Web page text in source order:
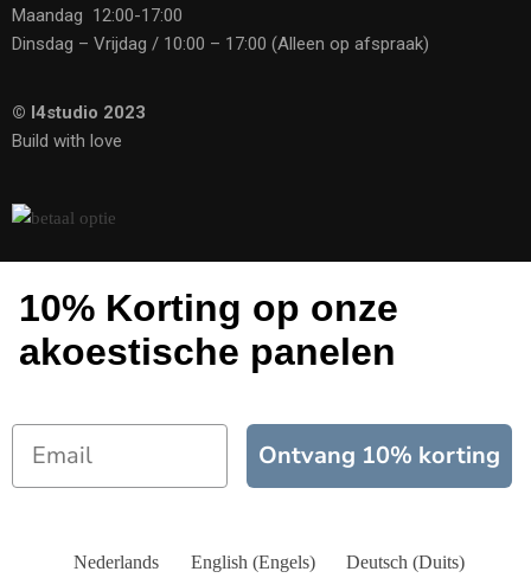
Maandag 12:00-17:00
Dinsdag – Vrijdag / 10:00 – 17:00 (Alleen op afspraak)
© I4studio 2023
Build with love
10% Korting op onze
akoestische panelen
Ontvang 10% korting
Nederlands English (Engels) Deutsch (Duits)